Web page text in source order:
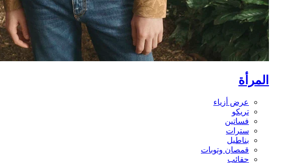
المرأة
عرض أزياء
تريكو
فساتين
سترات
بناطيل
قمصان وتوبات
حقائب